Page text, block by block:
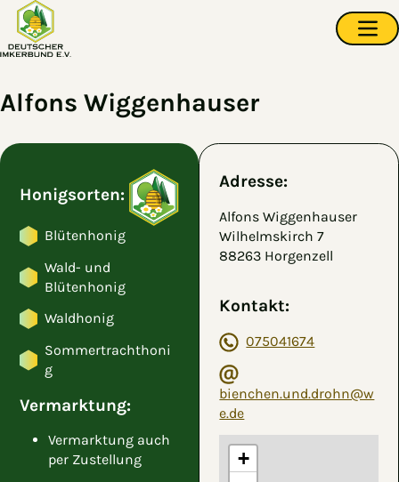
Zum Hauptinhalt springen
Alfons Wiggenhauser
Honigsorten:
Blütenhonig
Wald- und
Blütenhonig
Waldhonig
Sommertrachthoni
g
Vermarktung:
Vermarktung auch
per Zustellung
Adresse:
Alfons Wiggenhauser
Wilhelmskirch 7
88263 Horgenzell
Kontakt:
075041674
bienchen.und.drohn@w
e.de
+